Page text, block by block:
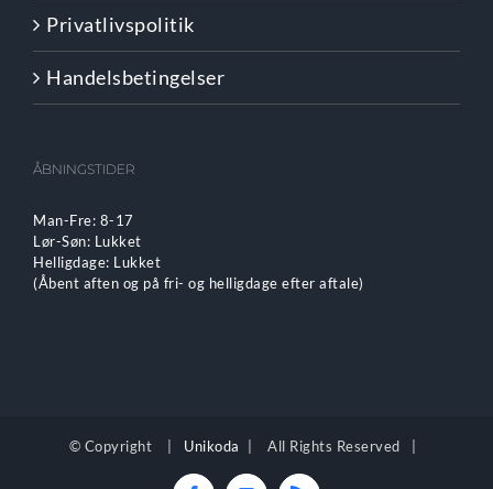
Privatlivspolitik
Handelsbetingelser
ÅBNINGSTIDER
Man-Fre: 8-17
Lør-Søn: Lukket
Helligdage: Lukket
(Åbent aften og på fri- og helligdage efter aftale)
© Copyright | Unikoda | All Rights Reserved |